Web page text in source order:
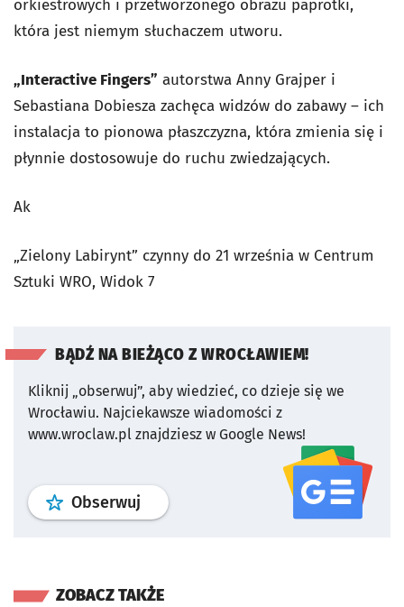
orkiestrowych i przetworzonego obrazu paprotki,
która jest niemym słuchaczem utworu.
„Interactive Fingers” autorstwa Anny Grajper i
Sebastiana Dobiesza zachęca widzów do zabawy – ich
instalacja to pionowa płaszczyzna, która zmienia się i
płynnie dostosowuje do ruchu zwiedzających.
Ak
„Zielony Labirynt” czynny do 21 września w Centrum
Sztuki WRO, Widok 7
BĄDŹ NA BIEŻĄCO Z WROCŁAWIEM!
Kliknij „obserwuj”, aby wiedzieć, co dzieje się we
Wrocławiu. Najciekawsze wiadomości z
www.wroclaw.pl znajdziesz w Google News!
Obserwuj profil serwisu
ZOBACZ TAKŻE